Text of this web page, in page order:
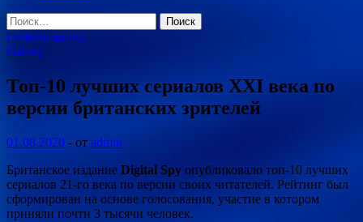
Найти:
Главное меню
Games
Топ-10 лучших сериалов XXI века по
версии британских зрителей
01.08.2020 - от admin
Британское издание Digital Spy опубликовало топ-10 лучших
сериалов 21-го века по версии своих читателей. Рейтинг был
сформирован на основе голосования, участие в котором
приняли почти 3 тысячи человек.